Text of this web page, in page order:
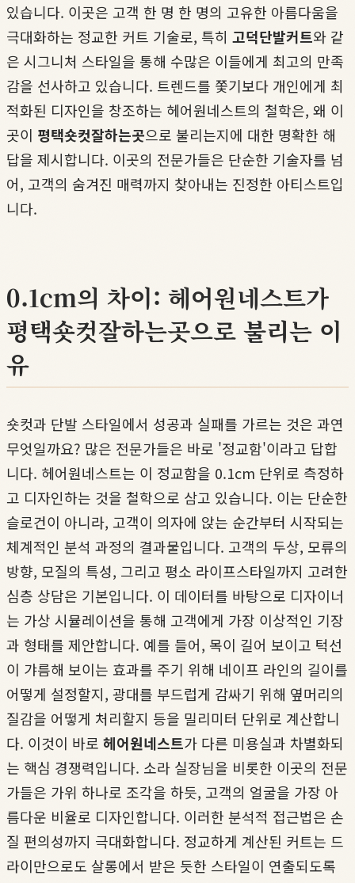
있습니다. 이곳은 고객 한 명 한 명의 고유한 아름다움을
극대화하는 정교한 커트 기술로, 특히 고덕단발커트와 같
은 시그니처 스타일을 통해 수많은 이들에게 최고의 만족
감을 선사하고 있습니다. 트렌드를 쫓기보다 개인에게 최
적화된 디자인을 창조하는 헤어원네스트의 철학은, 왜 이
곳이 평택숏컷잘하는곳으로 불리는지에 대한 명확한 해
답을 제시합니다. 이곳의 전문가들은 단순한 기술자를 넘
어, 고객의 숨겨진 매력까지 찾아내는 진정한 아티스트입
니다.
0.1cm의 차이: 헤어원네스트가
평택숏컷잘하는곳으로 불리는 이
유
숏컷과 단발 스타일에서 성공과 실패를 가르는 것은 과연
무엇일까요? 많은 전문가들은 바로 '정교함'이라고 답합
니다. 헤어원네스트는 이 정교함을 0.1cm 단위로 측정하
고 디자인하는 것을 철학으로 삼고 있습니다. 이는 단순한
슬로건이 아니라, 고객이 의자에 앉는 순간부터 시작되는
체계적인 분석 과정의 결과물입니다. 고객의 두상, 모류의
방향, 모질의 특성, 그리고 평소 라이프스타일까지 고려한
심층 상담은 기본입니다. 이 데이터를 바탕으로 디자이너
는 가상 시뮬레이션을 통해 고객에게 가장 이상적인 기장
과 형태를 제안합니다. 예를 들어, 목이 길어 보이고 턱선
이 갸름해 보이는 효과를 주기 위해 네이프 라인의 길이를
어떻게 설정할지, 광대를 부드럽게 감싸기 위해 옆머리의
질감을 어떻게 처리할지 등을 밀리미터 단위로 계산합니
다. 이것이 바로 헤어원네스트가 다른 미용실과 차별화되
는 핵심 경쟁력입니다. 소라 실장님을 비롯한 이곳의 전문
가들은 가위 하나로 조각을 하듯, 고객의 얼굴을 가장 아
름다운 비율로 디자인합니다. 이러한 분석적 접근법은 손
질 편의성까지 극대화합니다. 정교하게 계산된 커트는 드
라이만으로도 살롱에서 받은 듯한 스타일이 연출되도록